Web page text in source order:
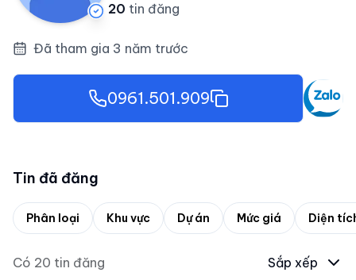
20 tin đăng
Đã tham gia 3 năm trước
0961.501.909
Tin đã đăng
Phân loại Khu vực Dự án Mức giá Diện
Có 20 tin đăng Sắp xếp